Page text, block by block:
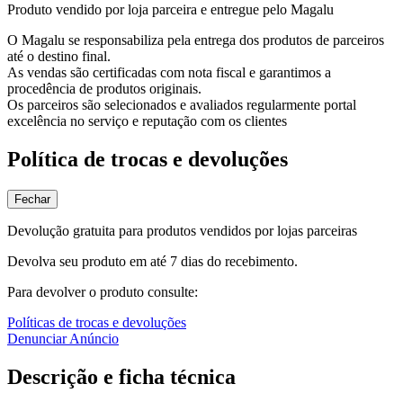
Produto vendido por loja parceira e entregue pelo Magalu
O Magalu se responsabiliza pela entrega dos produtos de parceiros
até o destino final.
As vendas são certificadas com nota fiscal e garantimos a
procedência de produtos originais.
Os parceiros são selecionados e avaliados regularmente portal
excelência no serviço e reputação com os clientes
Política de trocas e devoluções
Fechar
Devolução gratuita para produtos vendidos por lojas parceiras
Devolva seu produto em até 7 dias do recebimento.
Para devolver o produto consulte:
Políticas de trocas e devoluções
Denunciar Anúncio
Descrição e ficha técnica